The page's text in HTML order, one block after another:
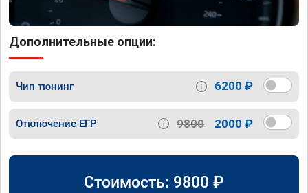
Дополнительные опции:
Чип тюнинг 6200 ₽
Отключение ЕГР 9800 2000 ₽
Стоимость: 9800 ₽